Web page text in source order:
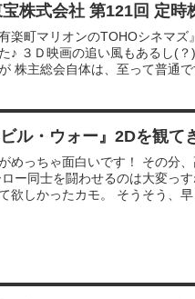
株式会社 第121回 定時
楽町マリオンのTOHOシネマ
♪ ３Ｄ映画の追い風もあるし(
株主総会自体は、至って普通で
ル・ウォー』2Dを観て
めっちゃ面白いです！ その分
ー同士を闘わせるのは大変っ
欲しかったカモ。 そうそう、